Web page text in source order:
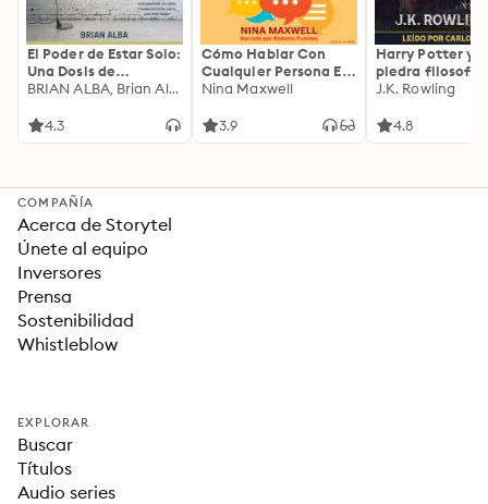
El Poder de Estar Solo:
Una Dosis de
Motivación
Ideas Revolucionarias
BRIAN ALBA, Brian Alba
4.3
Cómo Hablar Con
Cualquier Persona En
Cualquier Lugar Y En
Nina Maxwell
3.9
Harry Potter y
piedra filosofal
J.K. Rowling
4.8
COMPAÑÍA
Acerca de Storytel
Únete al equipo
Inversores
Prensa
Sostenibilidad
Whistleblow
EXPLORAR
Buscar
Títulos
Audio series